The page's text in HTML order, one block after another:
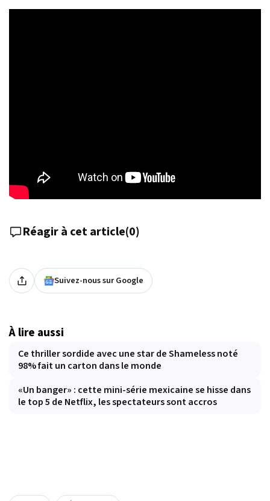
Réagir à cet article(0)
Suivez-nous sur Google
À lire aussi
Ce thriller sordide avec une star de Shameless noté
98% fait un carton dans le monde
«Un banger» : cette mini-série mexicaine se hisse dans
le top 5 de Netflix, les spectateurs sont accros